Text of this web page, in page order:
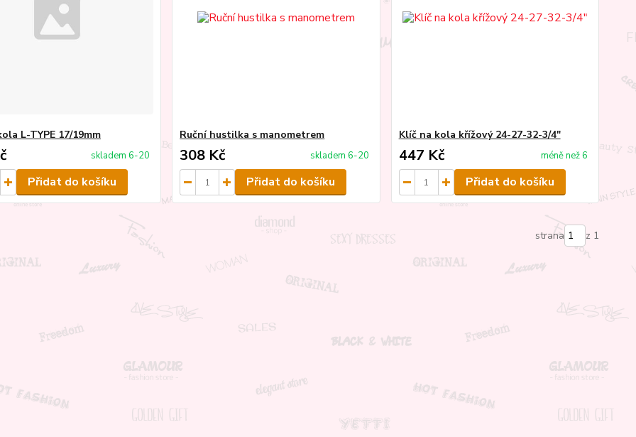
L-TYPE 17/19mm
skladem 6-20
Přidat do košíku
Ruční hustilka s manometrem
308 Kč skladem 6-20
Přidat do košíku
Klíč na kola křížový 24-27-32-3/4"
447 Kč méně než 6
Přidat do košíku
strana z 1